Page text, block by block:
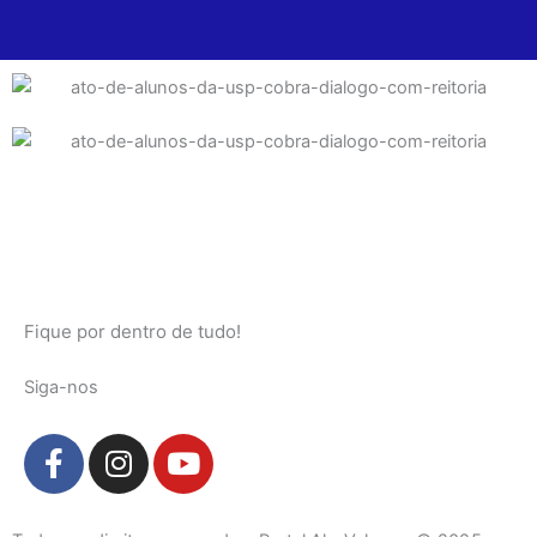
Fique por dentro de tudo!
Siga-nos
F
a
I
n
Y
o